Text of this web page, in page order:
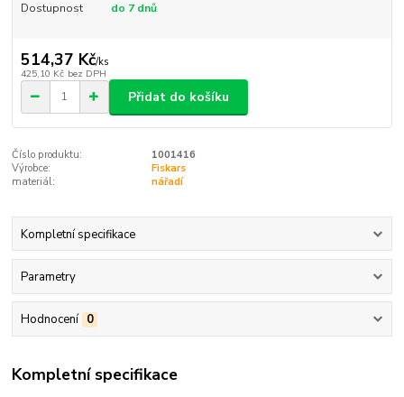
Dostupnost do 7 dnů
514,37 Kč/ks
425,10 Kč bez DPH
Přidat do košíku
Číslo produktu:
1001416
Výrobce:
Fiskars
materiál:
nářadí
Kompletní specifikace
Parametry
Hodnocení 0
Kompletní specifikace